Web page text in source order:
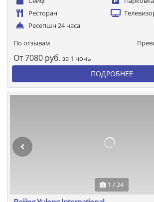
Ресторан
Ресепшн 24 часа
По отзывам
От7080 руб. за 1 ночь
ПОДРОБНЕЕ
1 / 24